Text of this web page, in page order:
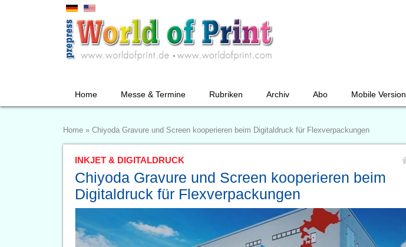
Home Messe & Termine Rubriken Archiv Abo Mobile Version
Home » Chiyoda Gravure und Screen kooperieren beim Digitaldruck für Flexverpackungen
INKJET & DIGITALDRUCK
Chiyoda Gravure und Screen kooperieren beim
Digitaldruck für Flexverpackungen